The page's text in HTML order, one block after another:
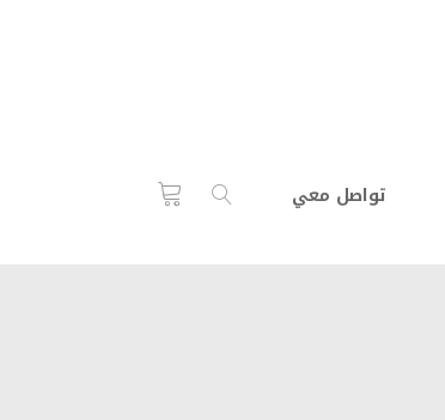
تواصل معي